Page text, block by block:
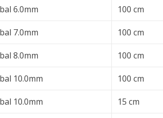
6.0mm 100 cm
7.0mm 100 cm
8.0mm 100 cm
10.0mm 100 cm
10.0mm 15 cm